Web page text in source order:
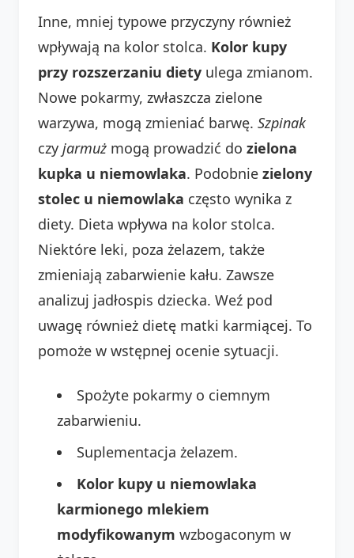
Inne, mniej typowe przyczyny również
wpływają na kolor stolca. Kolor kupy
przy rozszerzaniu diety ulega zmianom.
Nowe pokarmy, zwłaszcza zielone
warzywa, mogą zmieniać barwę. Szpinak
czy jarmuż mogą prowadzić do zielona
kupka u niemowlaka. Podobnie zielony
stolec u niemowlaka często wynika z
diety. Dieta wpływa na kolor stolca.
Niektóre leki, poza żelazem, także
zmieniają zabarwienie kału. Zawsze
analizuj jadłospis dziecka. Weź pod
uwagę również dietę matki karmiącej. To
pomoże w wstępnej ocenie sytuacji.
Spożyte pokarmy o ciemnym
zabarwieniu.
Suplementacja żelazem.
Kolor kupy u niemowlaka
karmionego mlekiem
modyfikowanym wzbogaconym w